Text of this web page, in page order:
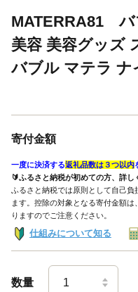
MATERRA81 バ
美容 美容グッズ
バブル マテラ ナ
寄付金額
一度に決済する返礼品数は３つ以内
🔰ふるさと納税が初めての方、詳し
ふるさと納税では原則として自己負
ます。控除の対象となる寄付金額
りますのでご注意ください。
仕組みについて知る
数量